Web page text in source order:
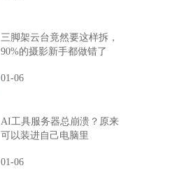
三脚架云台竟然要这样拆，
90%的摄影新手都做错了
01-06
AI工具服务器总崩溃？原来
可以装进自己电脑里
01-06